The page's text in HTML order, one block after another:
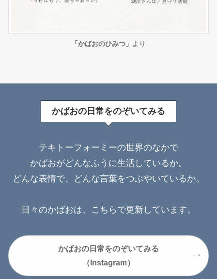
「かばおのひみつ」 より
かばおの日常をのぞいてみる
テキトーフォーミーの世界のなかで
かばおがどんなふうに生活しているか。
どんな表情で、どんな言葉をつぶやいているか。
日々のかばおは、こちらで更新しています。
かばおの日常をのぞいてみる
（Instagram）